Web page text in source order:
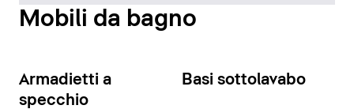
Mobili da bagno
Armadietti a
specchio
Basi sottolavabo